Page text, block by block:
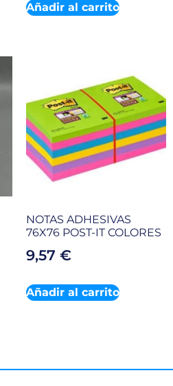
Añadir al carrito
NOTAS ADHESIVAS
76X76 POST-IT COLORES
9,57 €
Añadir al carrito